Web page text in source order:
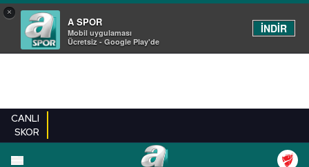
×
A SPOR
Mobil uygulaması
Ücretsiz - Google Play'de
İNDİR
CANLI
SKOR